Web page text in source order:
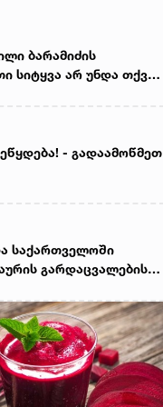
ბარამიძის
სიტყვა არ უნდა თქვა,
შენი სიტყვები
სააგენტოების მიერ
ქართველს
- გადაამოწმეთ
საქართველოში
გარდაცვალების